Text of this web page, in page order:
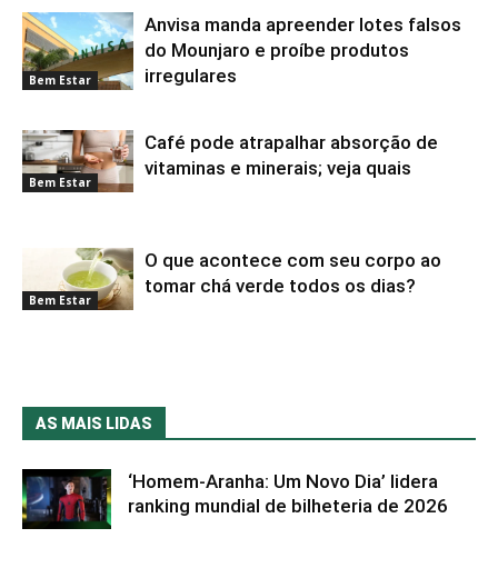
Bem Estar
Anvisa manda apreender lotes falsos
do Mounjaro e proíbe produtos
irregulares
Bem Estar
Café pode atrapalhar absorção de
vitaminas e minerais; veja quais
Bem Estar
O que acontece com seu corpo ao
tomar chá verde todos os dias?
AS MAIS LIDAS
‘Homem-Aranha: Um Novo Dia’ lidera
ranking mundial de bilheteria de 2026